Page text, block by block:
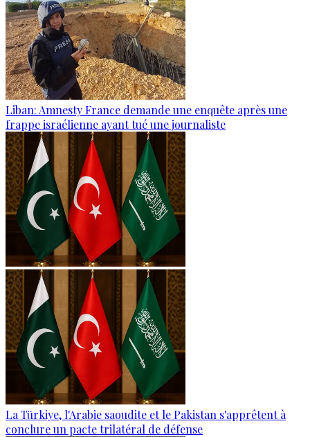
Liban: Amnesty France demande une enquête après une
frappe israélienne ayant tué une journaliste
La Türkiye, l'Arabie saoudite et le Pakistan s'apprêtent à
conclure un pacte trilatéral de défense